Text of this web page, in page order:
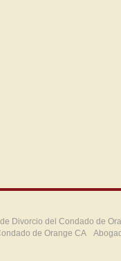
Divorcio del Condado de
de Orange CA